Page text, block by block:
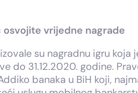
vrijedne nagrade
su nagradnu igru koja
do 31.12.2020. godine.
banaka u BiH koji,